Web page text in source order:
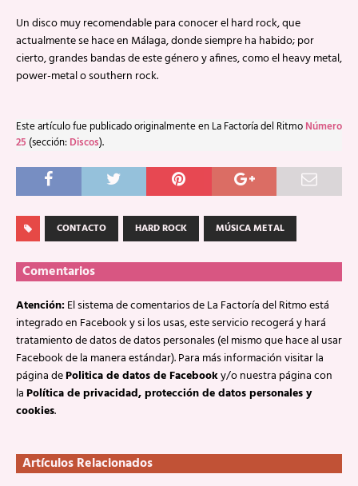
Un disco muy recomendable para conocer el hard rock, que
actualmente se hace en Málaga, donde siempre ha habido; por
cierto, grandes bandas de este género y afines, como el heavy metal,
power-metal o southern rock.
Este artículo fue publicado originalmente en La Factoría del Ritmo Número
25 (sección: Discos).
CONTACTO HARD ROCK MÚSICA METAL
Comentarios
Atención:El sistema de comentarios de La Factoría del Ritmo está
integrado en Facebook y si los usas, este servicio recogerá y hará
tratamiento de datos de datos personales (el mismo que hace al usar
Facebook de la manera estándar). Para más información visitar la
página dePolitica de datos de Facebooky/o nuestra página con
laPolítica de privacidad, protección de datos personales y
cookies.
Artículos Relacionados